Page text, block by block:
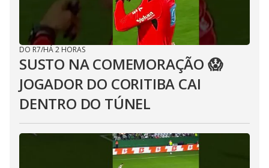
DO R7/HÁ 2 HORAS
SUSTO NA COMEMORAÇÃO 😱
JOGADOR DO CORITIBA CAI
DENTRO DO TÚNEL